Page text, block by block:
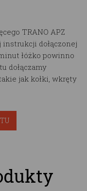
TRANO APZ
dołączonej
łóżko powinno
dołączamy
jak kołki, wkręty